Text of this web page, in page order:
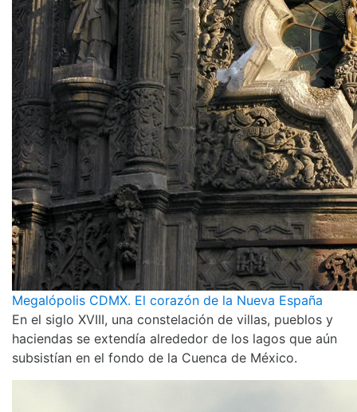
Megalópolis CDMX. El corazón de la Nueva España
En el siglo XVIII, una constelación de villas, pueblos y
haciendas se extendía alrededor de los lagos que aún
subsistían en el fondo de la Cuenca de México.